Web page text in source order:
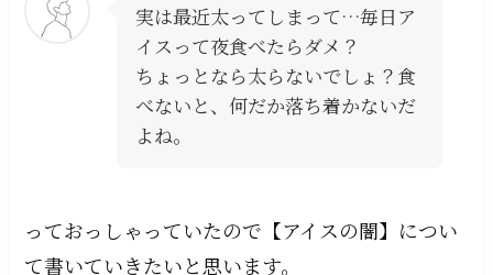
実は最近太ってしまって…毎日ア
イスって夜食べたらダメ？
ちょっとなら太らないでしょ？食
べないと、何だか落ち着かないだ
よね。
っておっしゃっていたので【アイスの闇】につい
て書いていきたいと思います。